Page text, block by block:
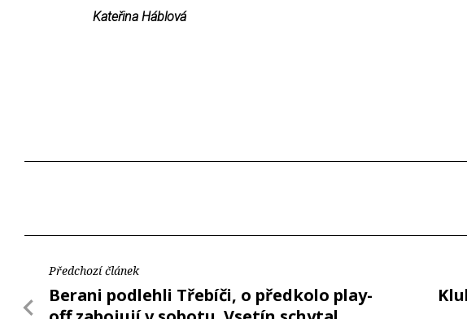
Kateřina Háblová
Předchozí článek
Berani podlehli Třebíči, o předkolo play-